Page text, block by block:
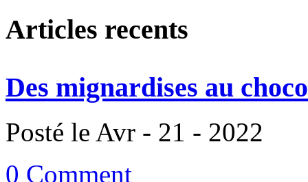
Articles recents
Des mignardises au
Posté le Avr - 21 - 2022
0 Comment